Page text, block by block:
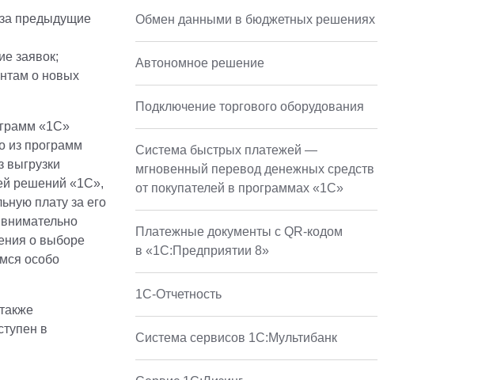
предыдущие
заявок;
о новых
«1С»
из программ
выгрузки
решений «1С»,
плату за его
о выборе
особо
в
Обмен данными в бюджетных решениях
Автономное решение
Подключение торгового оборудования
Система быстрых платежей —
мгновенный перевод денежных средств
от покупателей в программах «1С»
Платежные документы с QR-кодом
в «1С:Предприятии 8»
1C-Отчетность
Система сервисов 1С:Мультибанк